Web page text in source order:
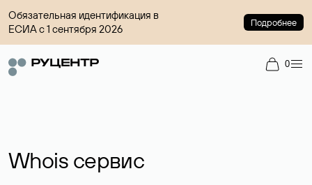
Обязательная идентификация в
ЕСИА с 1 сентября 2026
Подробнее
0
Whois сервис